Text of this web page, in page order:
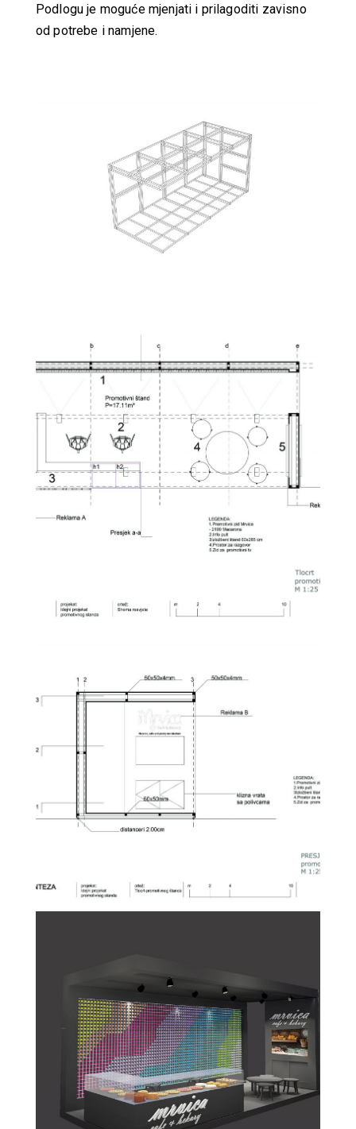
Podlogu je moguće mjenjati i prilagoditi zavisno
od potrebe i namjene.